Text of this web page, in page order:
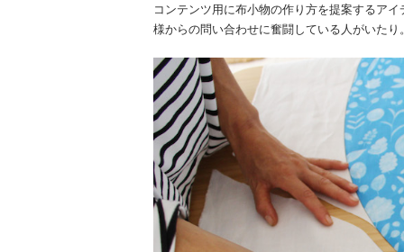
コンテンツ用に布小物の作り方を提案するア
様からの問い合わせに奮闘している人がいたり